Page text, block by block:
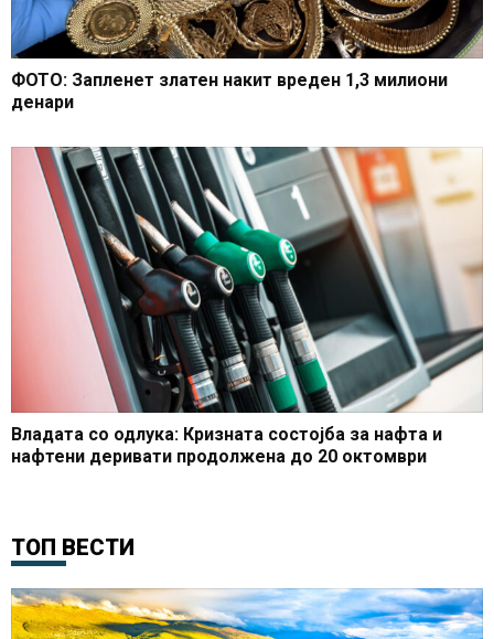
ФОТО: Запленет златен накит вреден 1,3 милиони
денари
Владата со одлука: Кризната состојба за нафта и
нафтени деривати продолжена до 20 октомври
ТОП ВЕСТИ